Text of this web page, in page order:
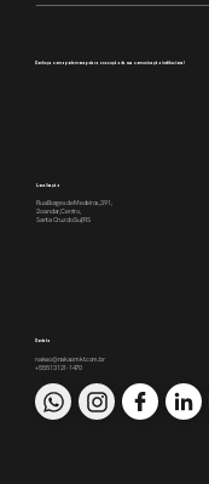
Conheça como podemos apoiar a execução da sua comunicação institucional
Rua Borges de Medeiros, 391,
2o andar, Centro,
Santa Cruz do Sul/RS
Contato
nakao@nakaomkt.com.br
+55 51 3121-1470